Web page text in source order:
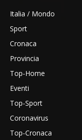
Italia / Mondo
Sport
Cronaca
Provincia
Top-Home
Eventi
Top-Sport
Coronavirus
Top-Cronaca